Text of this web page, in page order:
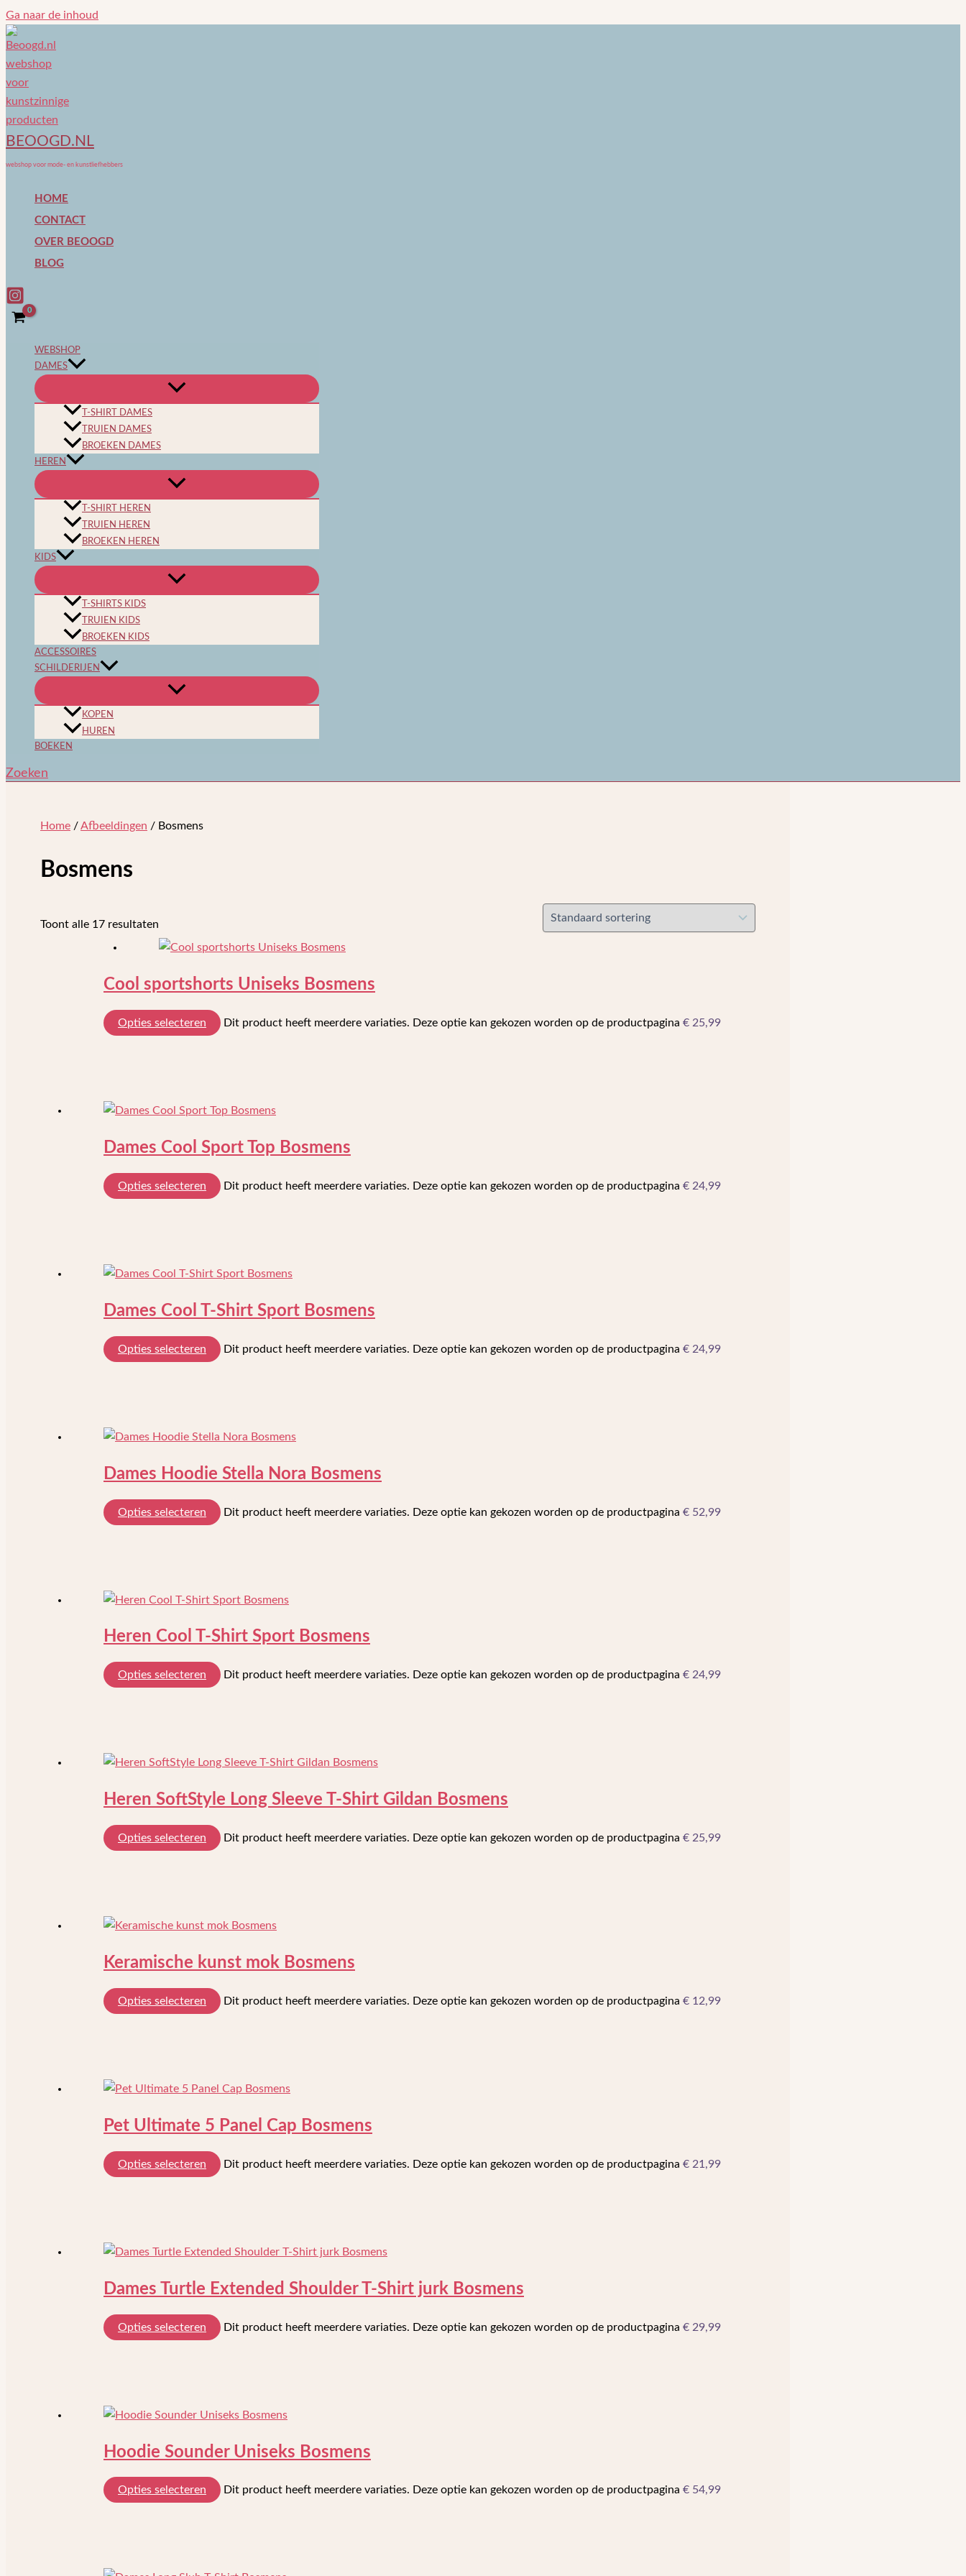
Ga naar de inhoud
BEOOGD.NL
webshop voor mode- en kunstliefhebbers
HOME
CONTACT
OVER BEOOGD
BLOG
WEBSHOP
DAMES
T-SHIRT DAMES
TRUIEN DAMES
BROEKEN DAMES
HEREN
T-SHIRT HEREN
TRUIEN HEREN
BROEKEN HEREN
KIDS
T-SHIRTS KIDS
TRUIEN KIDS
BROEKEN KIDS
ACCESSOIRES
SCHILDERIJEN
KOPEN
HUREN
BOEKEN
Zoeken
Home /Afbeeldingen / Bosmens
Bosmens
Toont alle 17 resultaten
Cool sportshorts Uniseks Bosmens
Opties selecteren Dit product heeft meerdere variaties. Deze optie kan gekozen worden op de productpagina € 25,99
Dames Cool Sport Top Bosmens
Opties selecteren Dit product heeft meerdere variaties. Deze optie kan gekozen worden op de productpagina € 24,99
Dames Cool T-Shirt Sport Bosmens
Opties selecteren Dit product heeft meerdere variaties. Deze optie kan gekozen worden op de productpagina € 24,99
Dames Hoodie Stella Nora Bosmens
Opties selecteren Dit product heeft meerdere variaties. Deze optie kan gekozen worden op de productpagina € 52,99
Heren Cool T-Shirt Sport Bosmens
Opties selecteren Dit product heeft meerdere variaties. Deze optie kan gekozen worden op de productpagina € 24,99
Heren SoftStyle Long Sleeve T-Shirt Gildan Bosmens
Opties selecteren Dit product heeft meerdere variaties. Deze optie kan gekozen worden op de productpagina € 25,99
Keramische kunst mok Bosmens
Opties selecteren Dit product heeft meerdere variaties. Deze optie kan gekozen worden op de productpagina € 12,99
Pet Ultimate 5 Panel Cap Bosmens
Opties selecteren Dit product heeft meerdere variaties. Deze optie kan gekozen worden op de productpagina € 21,99
Dames Turtle Extended Shoulder T-Shirt jurk Bosmens
Opties selecteren Dit product heeft meerdere variaties. Deze optie kan gekozen worden op de productpagina € 29,99
Hoodie Sounder Uniseks Bosmens
Opties selecteren Dit product heeft meerdere variaties. Deze optie kan gekozen worden op de productpagina € 54,99